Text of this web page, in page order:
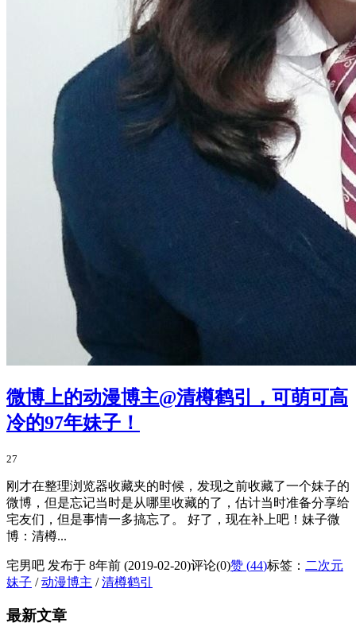
微博上的动漫博主@清樽鹤引，可萌可高
冷的97年妹子！
27
刚才在整理浏览器收藏夹的时候，发现之前收藏了一个妹子的
微博，但是忘记当时是从哪里收藏的了，估计当时准备分享给
宅友们，但是事情一多搞忘了。 好了，现在补上吧！妹子微
博：清樽...
宅男吧 发布于 8年前 (2019-02-20)评论(0)赞 (44)标签： 二次元
妹子 /动漫博主 /清樽鹤引
最新文章